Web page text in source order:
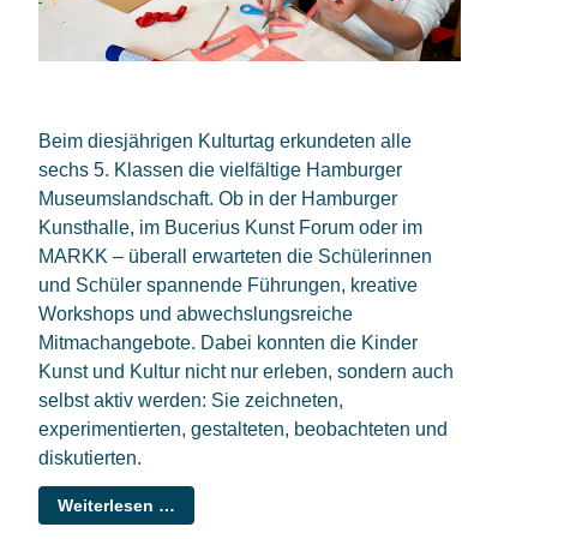
Beim diesjährigen Kulturtag erkundeten alle
sechs 5. Klassen die vielfältige Hamburger
Museumslandschaft. Ob in der Hamburger
Kunsthalle, im Bucerius Kunst Forum oder im
MARKK – überall erwarteten die Schülerinnen
und Schüler spannende Führungen, kreative
Workshops und abwechslungsreiche
Mitmachangebote. Dabei konnten die Kinder
Kunst und Kultur nicht nur erleben, sondern auch
selbst aktiv werden: Sie zeichneten,
experimentierten, gestalteten, beobachteten und
diskutierten.
Weiterlesen …